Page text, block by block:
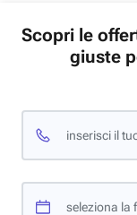
Scopri le
giuste
inserisci il
seleziona la